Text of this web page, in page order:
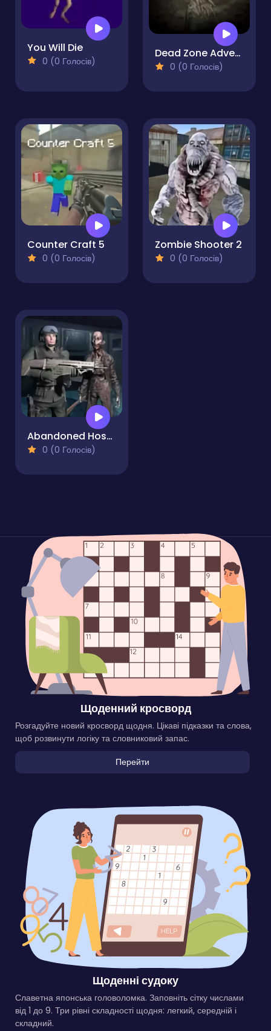
You Will Die
0 (0 Голосів)
Dead Zone Adventure
0 (0 Голосів)
Counter Craft 5
0 (0 Голосів)
Zombie Shooter 2
0 (0 Голосів)
Abandoned Hospital
0 (0 Голосів)
Щоденний кросворд
Розгадуйте новий кросворд щодня. Цікаві підказки та слова,
щоб розвинути логіку та словниковий запас.
Перейти
Щоденні судоку
Славетна японська головоломка. Заповніть сітку числами
від 1 до 9. Три рівні складності щодня: легкий, середній і
складний.